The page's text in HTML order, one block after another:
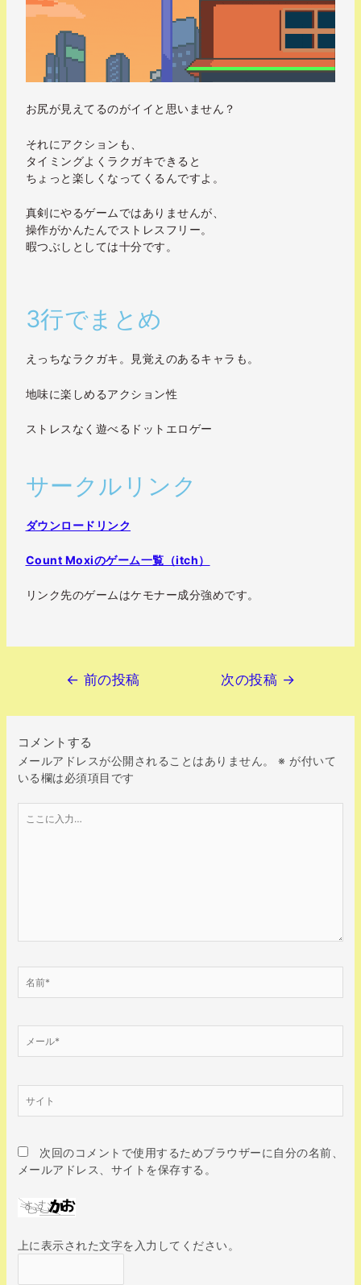
お尻が見えてるのがイイと思いません？
それにアクションも、
タイミングよくラクガキできると
ちょっと楽しくなってくるんですよ。
真剣にやるゲームではありませんが、
操作がかんたんでストレスフリー。
暇つぶしとしては十分です。
3行でまとめ
えっちなラクガキ。見覚えのあるキャラも。
地味に楽しめるアクション性
ストレスなく遊べるドットエロゲー
サークルリンク
ダウンロードリンク
Count Moxiのゲーム一覧（itch）
リンク先のゲームはケモナー成分強めです。
← 前の投稿 次の投稿 →
コメントする
メールアドレスが公開されることはありません。 ※ が付いて
いる欄は必須項目です
こ
ー
*
次回のコメントで使用するためブラウザーに自分の名前、
メールアドレス、サイトを保存する。
上に表示された文字を入力してください。